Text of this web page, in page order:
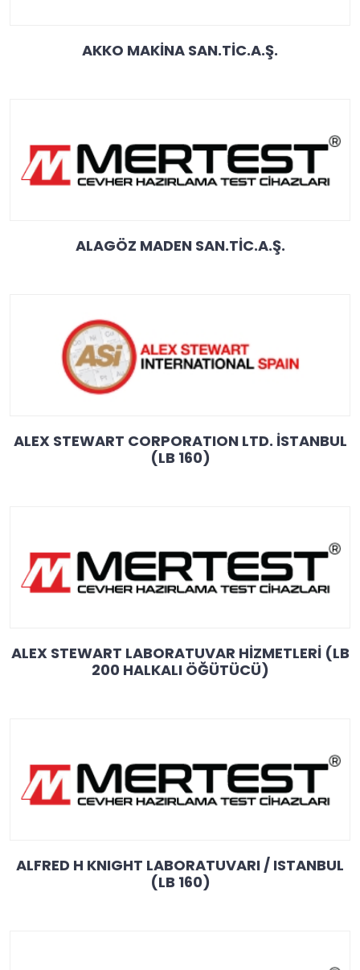
AKKO MAKİNA SAN.TİC.A.Ş.
ALAGÖZ MADEN SAN.TİC.A.Ş.
ALEX STEWART CORPORATION LTD. İSTANBUL
(LB 160)
ALEX STEWART LABORATUVAR HİZMETLERİ (LB
200 HALKALI ÖĞÜTÜCÜ)
ALFRED H KNIGHT LABORATUVARI / ISTANBUL
(LB 160)